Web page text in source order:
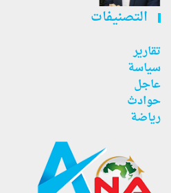
التصنيفات
تقارير
سياسة
عاجل
حوادث
رياضة